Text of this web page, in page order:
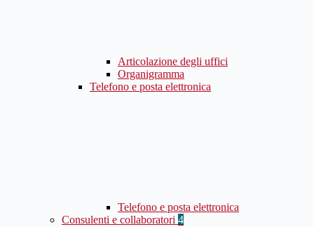
Articolazione degli uffici
Organigramma
Telefono e posta elettronica
Telefono e posta elettronica
Consulenti e collaboratori 4